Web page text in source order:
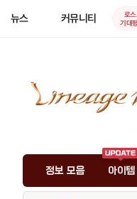
뉴스 커뮤니티
로
기대
정보 모음 아이템